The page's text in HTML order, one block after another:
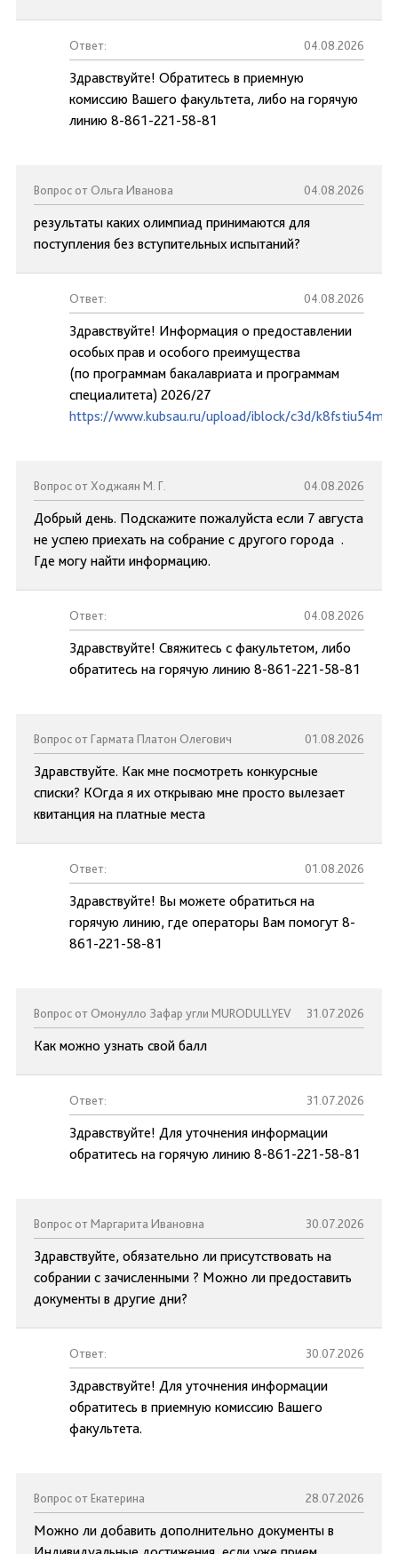
Ответ: 04.08.2026
Здравствуйте! Обратитесь в приемную
комиссию Вашего факультета, либо на горячую
линию 8-861-221-58-81
Вопрос от Ольга Иванова 04.08.2026
результаты каких олимпиад принимаются для
поступления без вступительных испытаний?
Ответ: 04.08.2026
Здравствуйте! Информация о предоставлении
особых прав и особого преимущества
(по программам бакалавриата и программам
специалитета) 2026/27
https://www.kubsau.ru/upload/iblock/c3d/
Вопрос от Ходжаян М. Г. 04.08.2026
Добрый день. Подскажите пожалуйста если 7 августа
не успею приехать на собрание с другого города .
Где могу найти информацию.
Ответ: 04.08.2026
Здравствуйте! Свяжитесь с факультетом, либо
обратитесь на горячую линию 8-861-221-58-81
Вопрос от Гармата Платон Олегович 01.08.2026
Здравствуйте. Как мне посмотреть конкурсные
списки? КОгда я их открываю мне просто вылезает
квитанция на платные места
Ответ: 01.08.2026
Здравствуйте! Вы можете обратиться на
горячую линию, где операторы Вам помогут 8-
861-221-58-81
Вопрос от Омонулло Зафар угли MURODULLYEV 31.07.2026
Как можно узнать свой балл
Ответ: 31.07.2026
Здравствуйте! Для уточнения информации
обратитесь на горячую линию 8-861-221-58-81
Вопрос от Маргарита Ивановна 30.07.2026
Здравствуйте, обязательно ли присутствовать на
собрании с зачисленными ? Можно ли предоставить
документы в другие дни?
Ответ: 30.07.2026
Здравствуйте! Для уточнения информации
обратитесь в приемную комиссию Вашего
факультета.
Вопрос от Екатерина 28.07.2026
Можно ли добавить дополнительно документы в